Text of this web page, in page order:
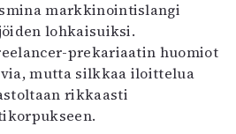
markkinointislangi
lohkaisuiksi.
prekariaatin huomiot
mutta silkkaa iloittelua
rikkaasti